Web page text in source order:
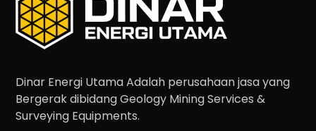
Dinar Energi Utama Adalah perusahaan jasa yang
Bergerak dibidang Geology Mining Services &
Surveying Equipments.